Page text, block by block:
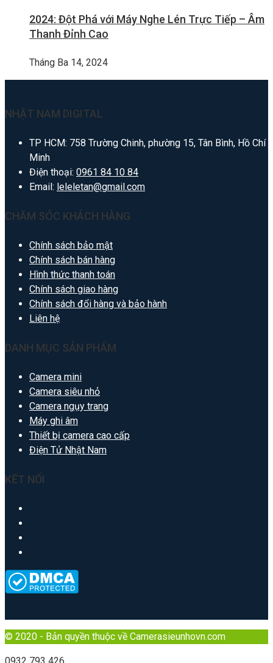
2024: Đột Phá với Máy Nghe Lén Trực Tiếp – Âm
Thanh Đỉnh Cao
Tháng Ba 14, 2024
NHẬT NAM DIGITAL
TP HCM: 758 Trường Chinh, phường 15, Tân Bình, Hồ Chí
Minh
Điện thoại: 0961 84 10 84
Email: leleletan@gmail.com
CHĂM SÓC KHÁCH HÀNG
Chính sách bảo mật
Chính sách bán hàng
Hình thức thanh toán
Chính sách giao hàng
Chính sách đổi hàng và bảo hành
Liên hệ
DANH MỤC SẢN PHẨM
Camera mini
Camera siêu nhỏ
Camera ngụy trang
Máy ghi âm
Thiết bị camera cao cấp
Điện Tử Nhật Nam
KẾT NỐI
© 2020 - Bản quyền thuộc về Camerasieunhovn.com